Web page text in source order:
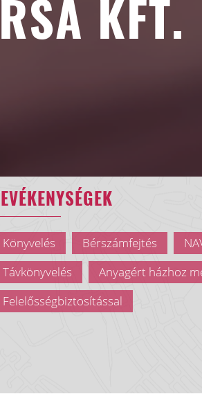
KFT.
Könyvelés Bérszámfejtés
Távkönyvelés
Anyagért házhoz
Felelősségbiztosítással